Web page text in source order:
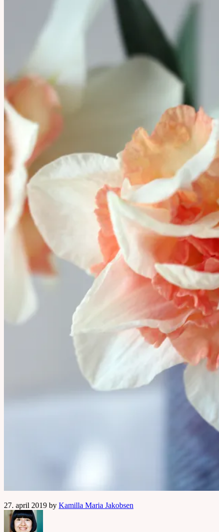
27. april 2019 by Kamilla Maria Jakobsen